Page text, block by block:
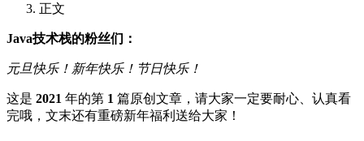
正文
Java技术栈的粉丝们：
元旦快乐！新年快乐！节日快乐！
这是 2021 年的第 1 篇原创文章，请大家一定要耐心、认真看
完哦，文末还有重磅新年福利送给大家！